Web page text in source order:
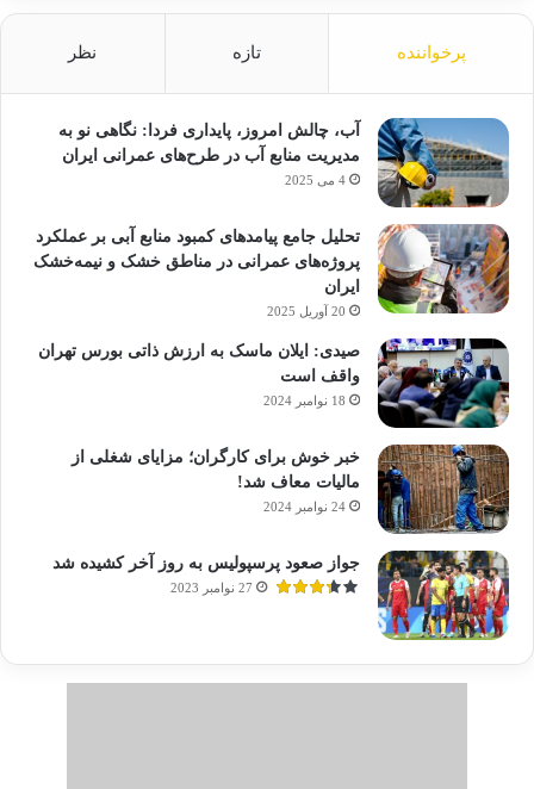
پرخواننده تازه نظر
آب، چالش امروز، پایداری فردا: نگاهی نو به
مدیریت منابع آب در طرح‌های عمرانی ایران
4 می 2025
تحلیل جامع پیامدهای کمبود منابع آبی بر عملکرد
پروژه‌های عمرانی در مناطق خشک و نیمه‌خشک
ایران
20 آوریل 2025
صیدی: ایلان ماسک به ارزش ذاتی بورس تهران
واقف است
18 نوامبر 2024
خبر خوش برای کارگران؛ مزایای شغلی از
مالیات معاف شد!
24 نوامبر 2024
جواز صعود پرسپولیس به روز آخر کشیده شد
27 نوامبر 2023